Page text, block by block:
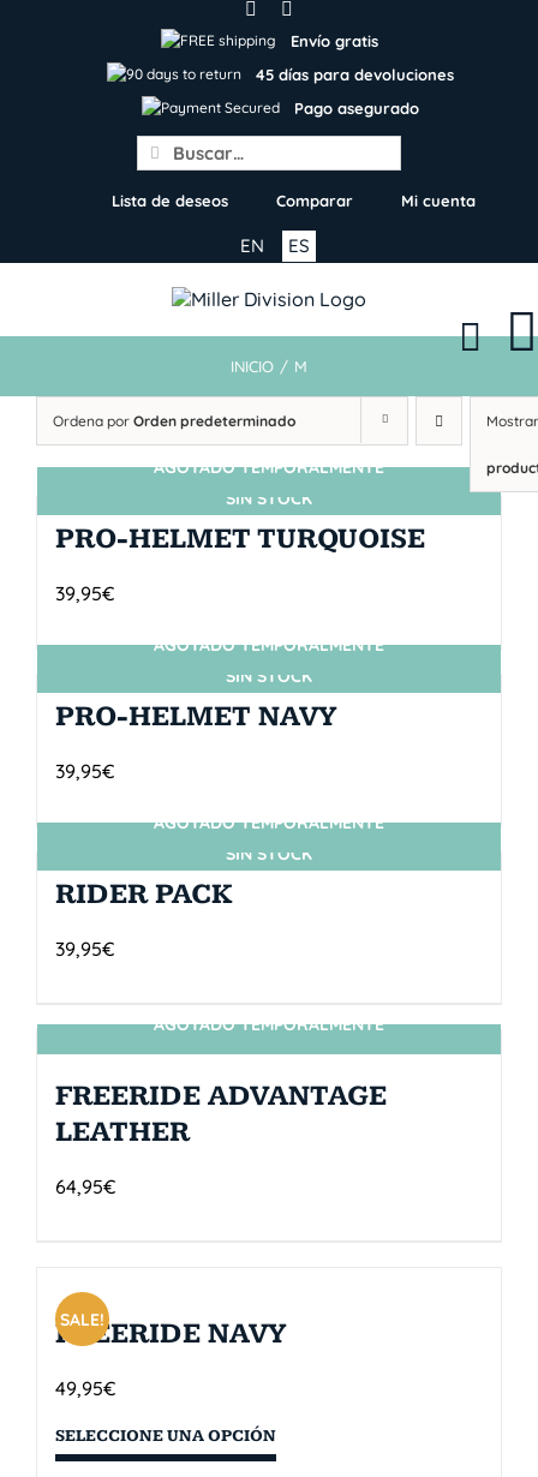
Envío gratis
45 días para devoluciones
Pago asegurado
Search
for:
Lista de deseos Comparar Mi cuenta
ES
EN
INICIO / M
Ordena por Orden predeterminado
SIN STOCK
AGOTADO TEMPORALMENTE
PRO-HELMET TURQUOISE
39,95€
SIN STOCK
AGOTADO TEMPORALMENTE
PRO-HELMET NAVY
39,95€
SIN STOCK
AGOTADO TEMPORALMENTE
RIDER PACK
39,95€
SIN STOCK
AGOTADO TEMPORALMENTE
FREERIDE ADVANTAGE
LEATHER
64,95€
SALE!
FREERIDE NAVY
49,95€
SELECCIONE UNA OPCIÓN